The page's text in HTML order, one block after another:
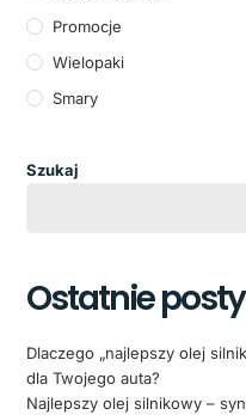
Promocje
Wielopaki
Smary
Szukaj
Ostatnie posty
Dlaczego „najlepszy olej
dla Twojego auta?
Najlepszy olej silnikowy –